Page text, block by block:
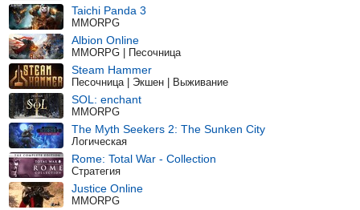
Taichi Panda 3
MMORPG
Albion Online
MMORPG | Песочница
Steam Hammer
Песочница | Экшен | Выживание
SOL: enchant
MMORPG
The Myth Seekers 2: The Sunken City
Логическая
Rome: Total War - Collection
Стратегия
Justice Online
MMORPG